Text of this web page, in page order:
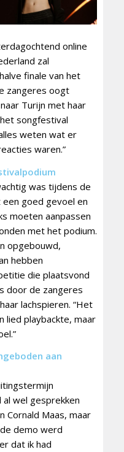
online
zal
finale van het
zangeres oogt
Turijn met haar
songfestival
weten wat er
waren.”
was tijdens de
goed gevoel en
moeten aanpassen
met het podium.
opgebouwd,
hebben
die plaatsvond
door de zangeres
lachspieren. “Het
lied playbackte, maar
aan
al wel gesprekken
Cornald Maas, maar
demo werd
dat ik had